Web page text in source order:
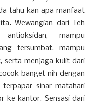
tahu kan apa manfaat
Wewangian dari Teh
mampu
tersumbat, mampu
serta menjaga kulit dari
banget nih dengan
sinar matahari
ke kantor. Sensasi dari